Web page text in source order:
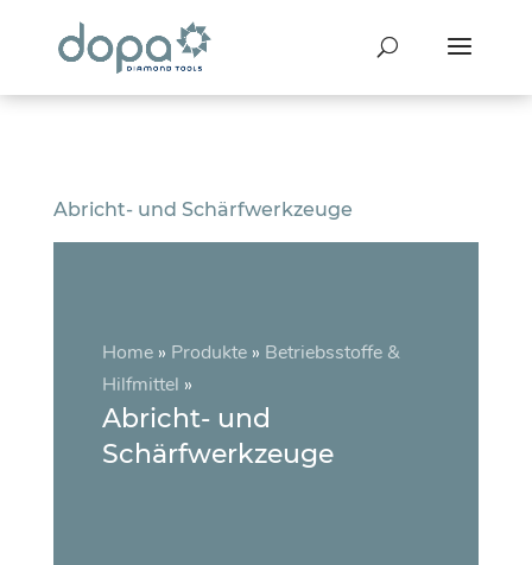
Abricht- und Schärfwerkzeuge
Home » Produkte » Betriebsstoffe &
Hilfmittel »
Abricht- und
Schärfwerkzeuge